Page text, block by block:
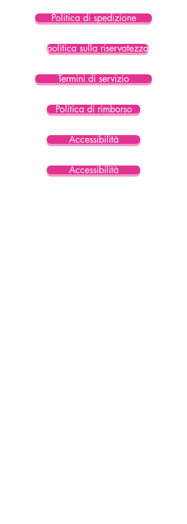
Politica di spedizione
politica sulla riservatezza
Termini di servizio
Politica di rimborso
Accessibilità
Accessibilità